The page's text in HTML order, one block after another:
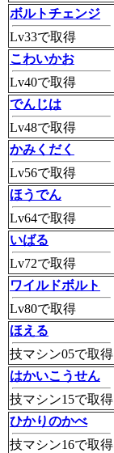
ボルトチェンジ
Lv33で取得
こわいかお
Lv40で取得
でんじは
Lv48で取得
かみくだく
Lv56で取得
ほうでん
Lv64で取得
いばる
Lv72で取得
ワイルドボルト
Lv80で取得
ほえる
技マシン05で取得
はかいこうせん
技マシン15で取得
ひかりのかべ
技マシン16で取得